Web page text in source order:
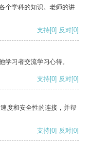
个学科的知识。老师的讲
支持[0] 反对[0]
学习者交流学习心得。
支持[0] 反对[0]
度和安全性的连接，并帮
支持[0] 反对[0]